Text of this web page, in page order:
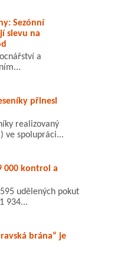
Sezónní
slevu na
a
přinesl
realizovaný
ve spolupráci...
000 kontrol a
udělených pokut
934...
brána“ je